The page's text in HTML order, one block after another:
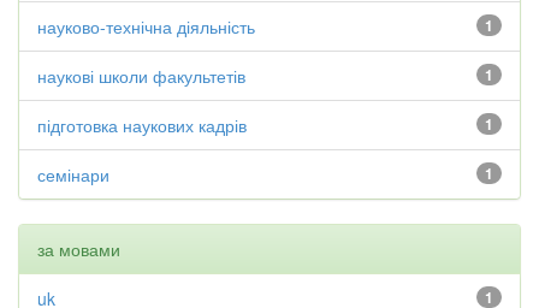
1
науково-технічна діяльність
1
наукові школи факультетів
1
підготовка наукових кадрів
1
семінари
за мовами
1
uk